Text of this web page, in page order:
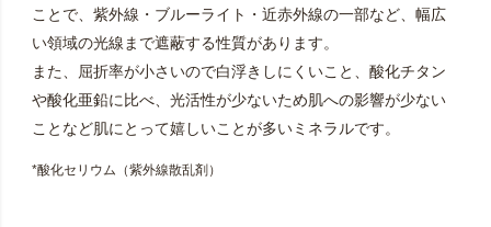
ことで、紫外線・ブルーライト・近赤外線の一部など、幅広
い領域の光線まで遮蔽する性質があります。
また、屈折率が小さいので白浮きしにくいこと、酸化チタン
や酸化亜鉛に比べ、光活性が少ないため肌への影響が少ない
ことなど肌にとって嬉しいことが多いミネラルです。
*酸化セリウム（紫外線散乱剤）